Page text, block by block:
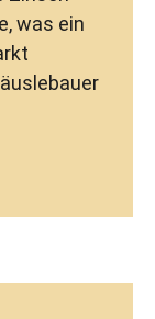
was ein